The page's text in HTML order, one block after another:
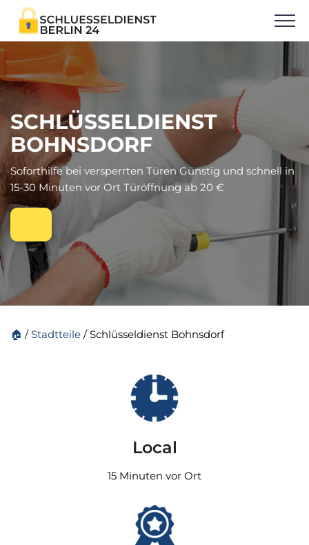
SCHLÜSSELDIENST
BOHNSDORF
Soforthilfe bei versperrten Türen Günstig und schnell in
15-30 Minuten vor Ort Türöffnung ab 20 €
🏠 /Stadtteile /Schlüsseldienst Bohnsdorf
Local
15 Minuten vor Ort